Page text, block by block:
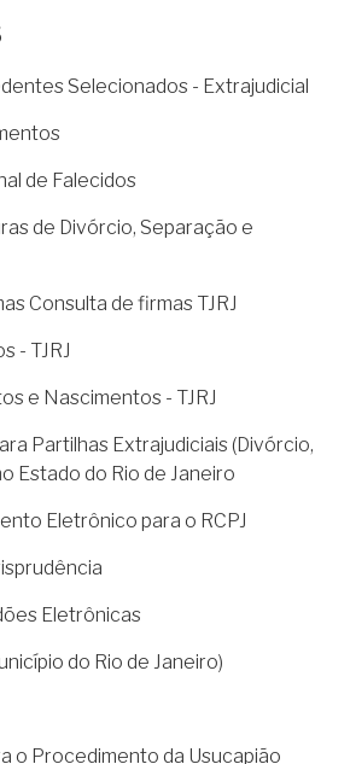
Selecionados - Extrajudicial
de Falecidos
de Divórcio, Separação e
Consulta de firmas TJRJ
- TJRJ
e Nascimentos - TJRJ
Partilhas Extrajudiciais (Divórcio,
Estado do Rio de Janeiro
Eletrônico para o RCPJ
Eletrônicas
do Rio de Janeiro)
o Procedimento da Usucapião